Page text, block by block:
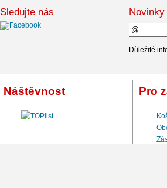
Sledujte nás Novinky
Důležité
Náštěvnost Pro